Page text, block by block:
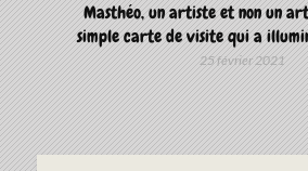
Masthéo, un artiste et non un
simple carte de visite qui a
25 février 2021